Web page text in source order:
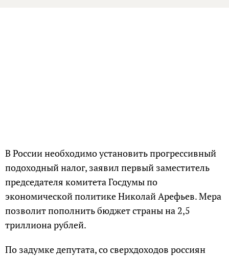
В России необходимо установить прогрессивный
подоходный налог, заявил первый заместитель
председателя комитета Госдумы по
экономической политике Николай Арефьев. Мера
позволит пополнить бюджет страны на 2,5
триллиона рублей.
По задумке депутата, со сверхдоходов россиян